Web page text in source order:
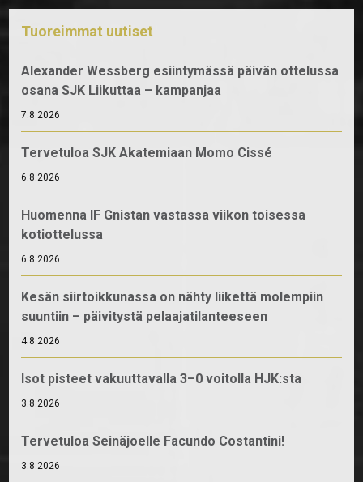
Tuoreimmat uutiset
Alexander Wessberg esiintymässä päivän ottelussa
osana SJK Liikuttaa – kampanjaa
7.8.2026
Tervetuloa SJK Akatemiaan Momo Cissé
6.8.2026
Huomenna IF Gnistan vastassa viikon toisessa
kotiottelussa
6.8.2026
Kesän siirtoikkunassa on nähty liikettä molempiin
suuntiin – päivitystä pelaajatilanteeseen
4.8.2026
Isot pisteet vakuuttavalla 3–0 voitolla HJK:sta
3.8.2026
Tervetuloa Seinäjoelle Facundo Costantini!
3.8.2026